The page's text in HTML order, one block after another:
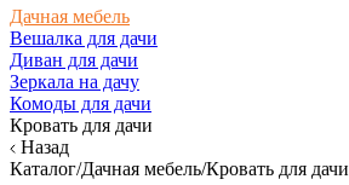
Дачная мебель
Вешалка для дачи
Диван для дачи
Зеркала на дачу
Комоды для дачи
Кровать для дачи
Назад
Каталог/Дачная мебель/Кровать для дачи